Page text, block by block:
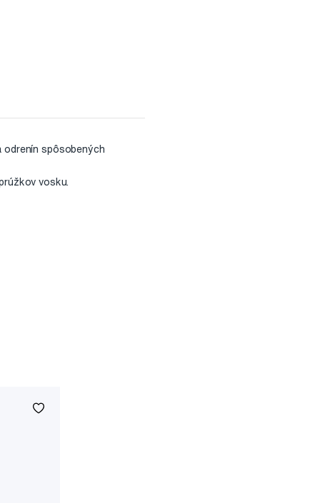
odrenín spôsobených
vosku.